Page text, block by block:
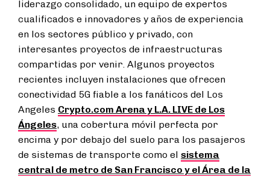
liderazgo consolidado, un equipo de expertos
cualificados e innovadores y años de experiencia
en los sectores público y privado, con
interesantes proyectos de infraestructuras
compartidas por venir. Algunos proyectos
recientes incluyen instalaciones que ofrecen
conectividad 5G fiable a los fanáticos del Los
Angeles Crypto.com Arena y L.A. LIVE de Los
Ángeles, una cobertura móvil perfecta por
encima y por debajo del suelo para los pasajeros
de sistemas de transporte como el sistema
central de metro de San Francisco y el Área de la